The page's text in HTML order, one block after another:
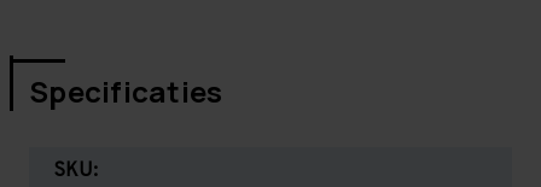
Specificaties
SKU: